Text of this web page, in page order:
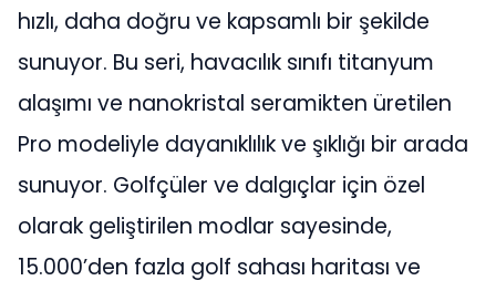
hızlı, daha doğru ve kapsamlı bir şekilde
sunuyor. Bu seri, havacılık sınıfı titanyum
alaşımı ve nanokristal seramikten üretilen
Pro modeliyle dayanıklılık ve şıklığı bir arada
sunuyor. Golfçüler ve dalgıçlar için özel
olarak geliştirilen modlar sayesinde,
15.000’den fazla golf sahası haritası ve